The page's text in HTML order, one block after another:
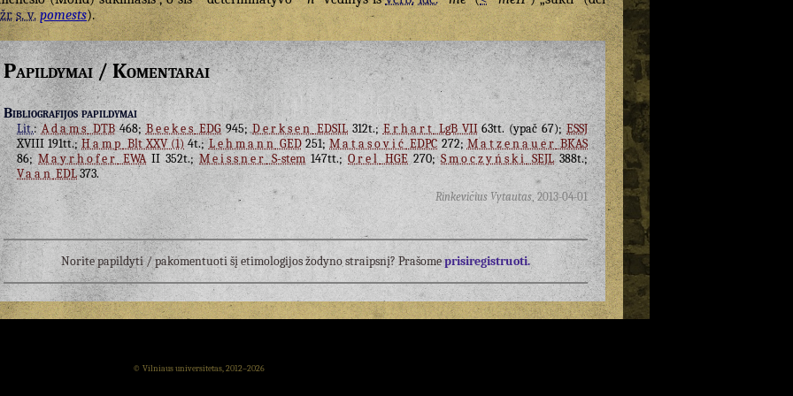
žr. s. v. pomests).
Papildymai / Komentarai
Bibliografijos papildymai
Lit.:AdamsDTB468;BeekesEDG945;DerksenEDSIL312t.; ErhartLgB VII63tt. (ypač 67);ESSJ
XVIII 191tt.;Hamp Blt XXV (1)4t.;Lehmann GED251;Matasović EDPC 272;Matzenauer BKAS
86;Mayrhofer EWAII 352t.;MeissnerS-stem 147tt.; Orel HGE270;Smoczyński SEJL388t.;
VaanEDL373.
Rinkevičius Vytautas,2013-04-01
Norite papildyti / pakomentuoti šį etimologijos žodyno straipsnį? Prašomeprisiregistruoti.
© Vilniaus universitetas, 2012–2026